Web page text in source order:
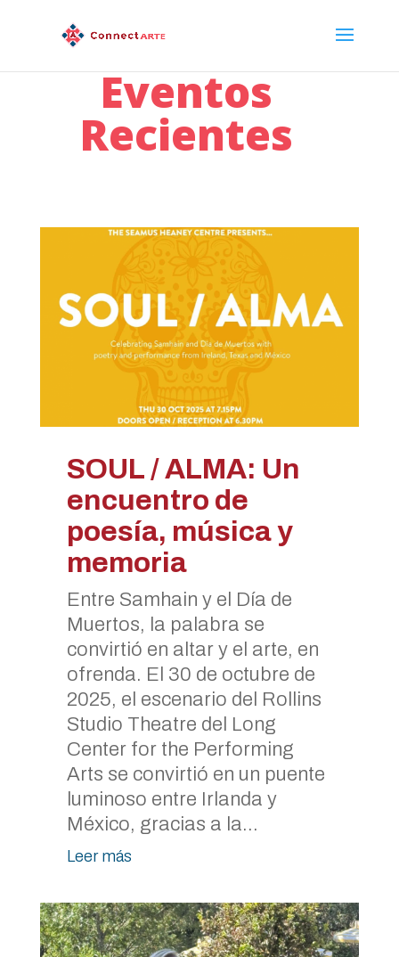
Eventos
Recientes
SOUL / ALMA: Un
encuentro de
poesía, música y
memoria
Entre Samhain y el Día de
Muertos, la palabra se
convirtió en altar y el arte, en
ofrenda. El 30 de octubre de
2025, el escenario del Rollins
Studio Theatre del Long
Center for the Performing
Arts se convirtió en un puente
luminoso entre Irlanda y
México, gracias a la...
Leer más